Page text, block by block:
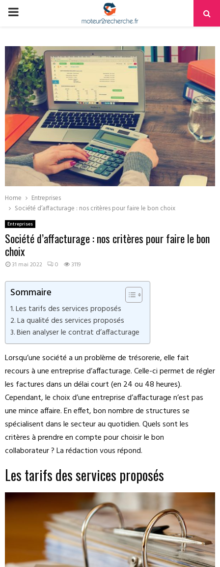
PRIMARY
Home
Entreprises
Société d’affacturage : nos critères pour faire le bon choix
Entreprises
Société d’affacturage : nos critères pour faire le bon
choix
31 mai 2022 0 3119
Sommaire
Les tarifs des services proposés
La qualité des services proposés
Bien analyser le contrat d’affacturage
Lorsqu’une société a un problème de trésorerie, elle fait
recours à une entreprise d’affacturage. Celle-ci permet de régler
les factures dans un délai court (en 24 ou 48 heures).
Cependant, le choix d’une entreprise d’affacturage n’est pas
une mince affaire. En effet, bon nombre de structures se
spécialisent dans le secteur au quotidien. Quels sont les
critères à prendre en compte pour choisir le bon
collaborateur ? La rédaction vous répond.
Les tarifs des services proposés